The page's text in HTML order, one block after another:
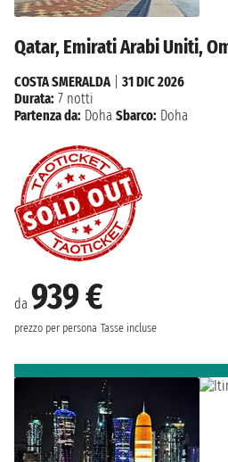
Qatar, Emirati Arabi Uniti,
da 939 €
prezzo per persona Tasse incluse
COSTA SMERALDA| 31 DIC 2026
Durata: 7 notti
Partenza da: Doha Sbarco: Doha